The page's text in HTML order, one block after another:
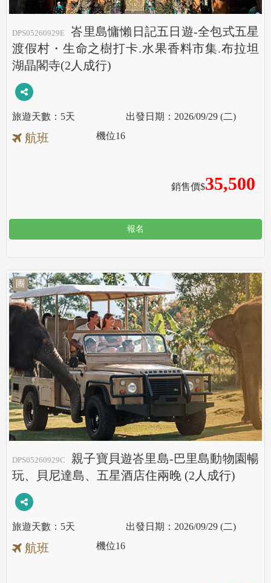
DPS05260929E
峇里島慵懶日記五日遊-全包式五星
渡假村・生命之樹打卡.水果香料市集.布拉坦
湖晶閣寺(2人成行)
5天 2026/09/29 (二)
航班
銷售價$35,500
機位16
報名
團
DPS05260929C
親子寶貝遊峇里島-巴里島動物園暢
玩、貝尼達島、五星酒店住兩晚 (2人成行)
5天 2026/09/29 (二)
航班 機位16